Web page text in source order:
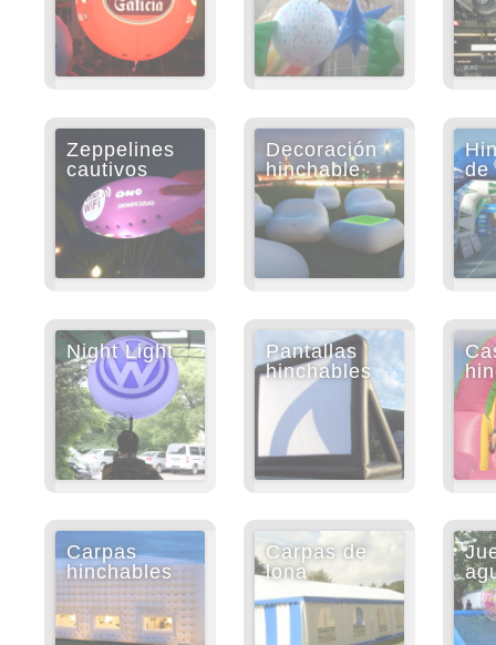
Zeppelines
cautivos
Decoración
hinchable
de
Night Light
Pantallas
hinchables
Carpas
hinchables
Carpas de
lona